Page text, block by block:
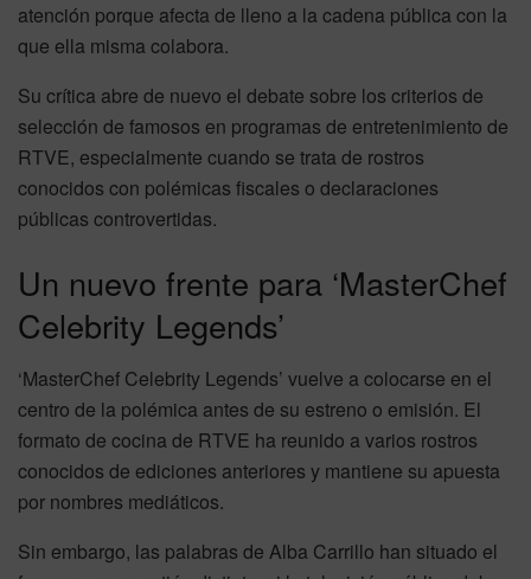
atención porque afecta de lleno a la cadena pública con la
que ella misma colabora.
Su crítica abre de nuevo el debate sobre los criterios de
selección de famosos en programas de entretenimiento de
RTVE, especialmente cuando se trata de rostros
conocidos con polémicas fiscales o declaraciones
públicas controvertidas.
Un nuevo frente para ‘MasterChef
Celebrity Legends’
‘MasterChef Celebrity Legends’ vuelve a colocarse en el
centro de la polémica antes de su estreno o emisión. El
formato de cocina de RTVE ha reunido a varios rostros
conocidos de ediciones anteriores y mantiene su apuesta
por nombres mediáticos.
Sin embargo, las palabras de Alba Carrillo han situado el